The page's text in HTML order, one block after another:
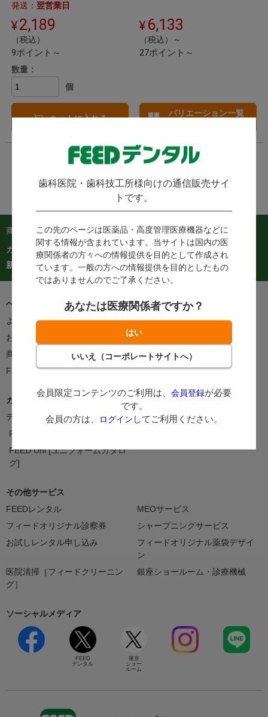
歯科医院・歯科技工所様向けの通信販売サイ
トです。
この先のページは医薬品・高度管理医療機器などに
関する情報が含まれています。当サイトは国内の医
療関係者の方々への情報提供を目的として作成され
ています。一般の方への情報提供を目的としたもの
ではありませんのでご了承ください。
あなたは医療関係者ですか？
会員限定コンテンツのご利用は、 会員登録が必要
です。
会員の方は、
ログイン してご利用ください。
発送： 翌営業日
2,189
（税込）
9ポイント～
数量：
個
カートに入れる
6,133
（税込）～
27ポイント～
バリエーション一覧
商品を探す：
カテゴリーから探す
商品コードからご注文
在庫処分市
新着商品
人気商品TOP40 カタログ
ヘルプ＆ガイド
よくあるご質問・お問い合わせ
ご利用案内
お客様の声をかたちに
支払方法
商品のお届けについて
返品・交換について
FEEDポイントについて
カタログ/情報誌
デジタルカタログ
カタログ請求
FEEDNOTE
FEED Uni [ユニフォームカタロ
グ]
その他サービス
FEEDレンタル
MEOサービス
フィードオリジナル診察券
シャープニングサービス
お試しレンタル申し込み
フィードオリジナル薬袋デザイ
ン
医院清掃［フィードクリーニン
グ］
銀座ショールーム・診療機械
ソーシャルメディア
FEED
デンタル
東京
ショー
ルーム